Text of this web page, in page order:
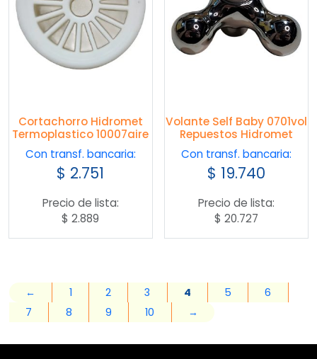
Cortachorro Hidromet
Termoplastico 10007aire
Con transf. bancaria:
$ 2.751
Precio de lista:
$ 2.889
Volante Self Baby 0701vol
Repuestos Hidromet
Con transf. bancaria:
$ 19.740
Precio de lista:
$ 20.727
← 1 2 3 4 5
6
7
8 9 10 →